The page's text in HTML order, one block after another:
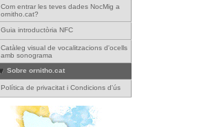
Com entrar les teves dades NocMig a
ornitho.cat?
Guia introductòria NFC
Catàleg visual de vocalitzacions d'ocells
amb sonograma
Sobre ornitho.cat
Política de privacitat i Condicions d'ús